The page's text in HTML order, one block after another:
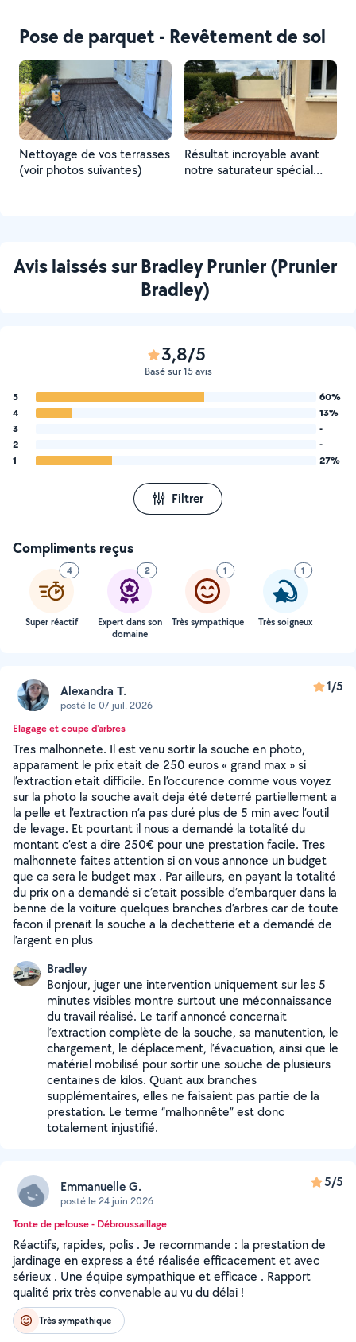
Pose de parquet - Revêtement de sol
Nettoyage de vos terrasses
(voir photos suivantes)
Résultat incroyable avant
notre saturateur spécial
Avis laissés sur Bradley Prunier (Prunier
Bradley)
3,8/5
Basé sur 15 avis
5
60%
4
13%
3
-
2
-
1
27%
Filtrer
Compliments reçus
4
Super réactif
2
Expert dans son
domaine
1
Très sympathique
1
Très soigneux
Alexandra T.
posté le 07 juil. 2026
1/5
Elagage et coupe d'arbres
Tres malhonnete. Il est venu sortir la souche en photo,
apparament le prix etait de 250 euros « grand max » si
l’extraction etait difficile. En l’occurence comme vous voyez
sur la photo la souche avait deja été deterré partiellement a
la pelle et l’extraction n’a pas duré plus de 5 min avec l’outil
de levage. Et pourtant il nous a demandé la totalité du
montant c’est a dire 250€ pour une prestation facile. Tres
malhonnete faites attention si on vous annonce un budget
que ca sera le budget max . Par ailleurs, en payant la totalité
du prix on a demandé si c’etait possible d’embarquer dans la
benne de la voiture quelques branches d’arbres car de toute
facon il prenait la souche a la dechetterie et a demandé de
l’argent en plus
Bradley
Bonjour, juger une intervention uniquement sur les 5
minutes visibles montre surtout une méconnaissance
du travail réalisé. Le tarif annoncé concernait
l’extraction complète de la souche, sa manutention, le
chargement, le déplacement, l’évacuation, ainsi que le
matériel mobilisé pour sortir une souche de plusieurs
centaines de kilos. Quant aux branches
supplémentaires, elles ne faisaient pas partie de la
prestation. Le terme “malhonnête” est donc
totalement injustifié.
Emmanuelle G.
posté le 24 juin 2026
5/5
Tonte de pelouse - Débroussaillage
Réactifs, rapides, polis . Je recommande : la prestation de
jardinage en express a été réalisée efficacement et avec
sérieux . Une équipe sympathique et efficace . Rapport
qualité prix très convenable au vu du délai !
Très sympathique